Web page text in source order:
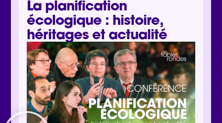
La planification
écologique : histoire,
héritages et actualité